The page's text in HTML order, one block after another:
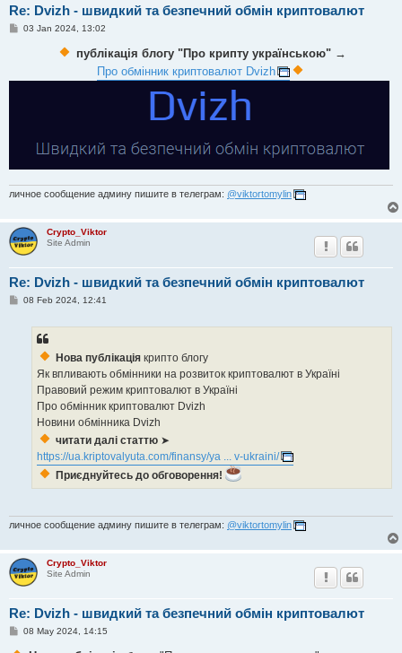
Re: Dvizh - швидкий та безпечний обмін криптовалют
P03 Jan 2024, 13:02
публікація блогу "Про крипту українською"→
Про обмінник криптовалют Dvizh
личное сообщение админу пишите в телеграм: @viktortomylin
Crypto_Viktor
Site Admin
Re: Dvizh - швидкий та безпечний обмін криптовалют
P08 Feb 2024, 12:41
Нова публікація крипто блогу
Як впливають обмінники на розвиток криптовалют в Україні
Правовий режим криптовалют в Україні
Про обмінник криптовалют Dvizh
Новини обмінника Dvizh
читати далі статтю ➤
https://ua.kriptovalyuta.com/finansy/ya ... v-ukraini/
Приєднуйтесь до обговорення!
личное сообщение админу пишите в телеграм: @viktortomylin
Crypto_Viktor
Site Admin
Re: Dvizh - швидкий та безпечний обмін криптовалют
P08 May 2024, 14:15